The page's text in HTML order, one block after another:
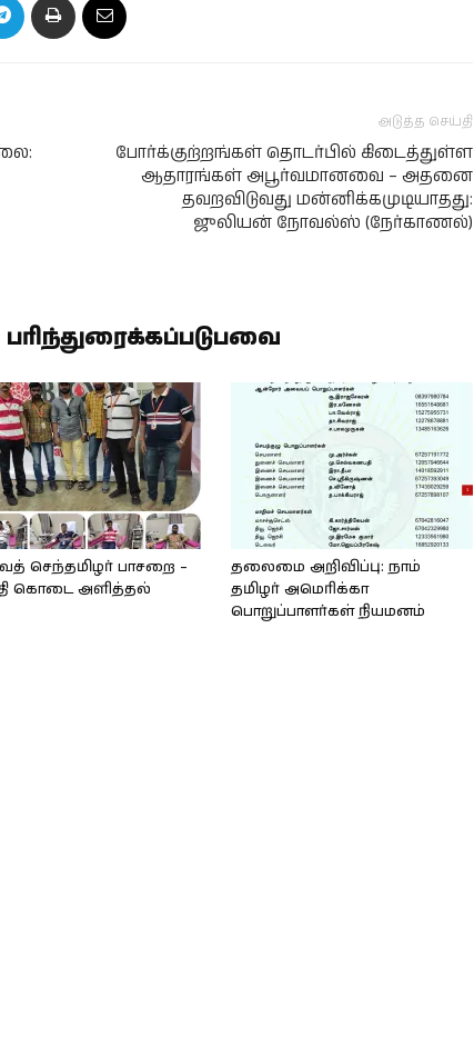
அடுத்த செய்தி
போர்க்குற்றங்கள் தொடர்பில் கிடைத்துள்ள
ஆதாரங்கள் அபூர்வமானவை – அதனை
தவறவிடுவது மன்னிக்கமுடியாதது:
ஜுலியன் நோவல்ஸ் (நேர்காணல்)
பரிந்துரைக்கப்படுபவை
செந்தமிழர் பாசறை –
கொடை அளித்தல்
தலைமை அறிவிப்பு: நாம்
தமிழர் அமெரிக்கா
பொறுப்பாளர்கள் நியமனம்